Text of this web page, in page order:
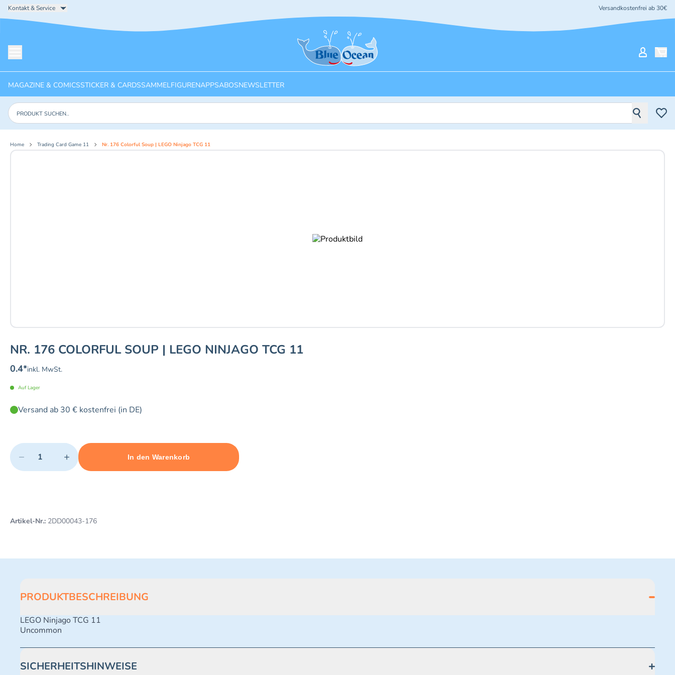
Kontakt & Service Versandkostenfrei ab 30€
Startseite
MAGAZINE & COMICSSTICKER & CARDSSAMMELFIGURENAPPSABOSNEWSLETTER
Produkte suchen
Home Trading Card Game 11 Nr. 176 Colorful Soup | LEGO Ninjago TCG 11
NR. 176 COLORFUL SOUP | LEGO NINJAGO TCG 11
0.4*inkl. MwSt.
Auf Lager
Versand ab 30 € kostenfrei (in DE)
Quantity
− +
Minimum quantity: 1 Maximum quantity: 491
In den Warenkorb
Add 1 item to cart
Artikel-Nr.: 2DD00043-176
PRODUKTBESCHREIBUNG
LEGO Ninjago TCG 11
Uncommon
SICHERHEITSHINWEISE